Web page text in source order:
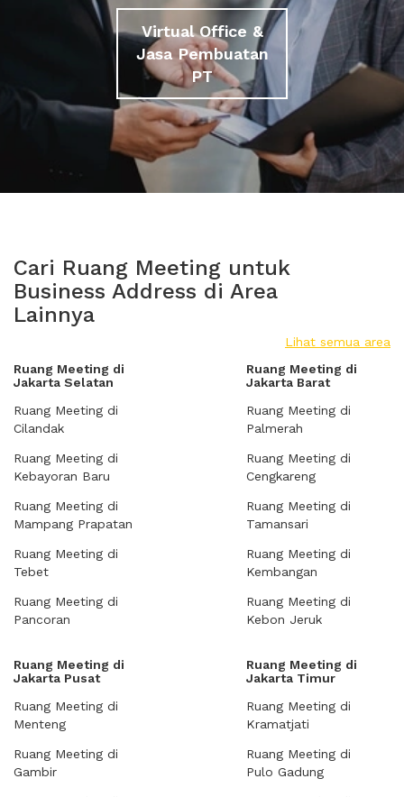
Virtual Office &
Jasa Pembuatan
PT
Cari Ruang Meeting untuk
Business Address di Area
Lainnya
Lihat semua area
Ruang Meeting di
Jakarta Selatan
Ruang Meeting di
Cilandak
Ruang Meeting di
Kebayoran Baru
Ruang Meeting di
Mampang Prapatan
Ruang Meeting di
Tebet
Ruang Meeting di
Pancoran
Ruang Meeting di
Jakarta Barat
Ruang Meeting di
Palmerah
Ruang Meeting di
Cengkareng
Ruang Meeting di
Tamansari
Ruang Meeting di
Kembangan
Ruang Meeting di
Kebon Jeruk
Ruang Meeting di
Jakarta Pusat
Ruang Meeting di
Menteng
Ruang Meeting di
Gambir
Ruang Meeting di
Jakarta Timur
Ruang Meeting di
Kramatjati
Ruang Meeting di
Pulo Gadung